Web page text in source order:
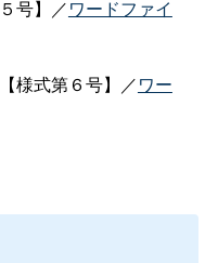
号】／ワードファイ
様式第６号】／ワー